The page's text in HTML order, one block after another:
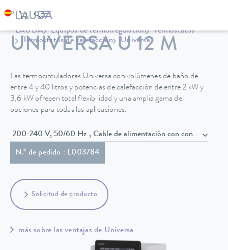
LAUDA Equipos de termorregulación
Termostatos
Termostatos de calefacción
Universa
UNIVERSA U 12 M
Las termocirculadoras Universa con volúmenes de baño de
entre 4 y 40 litros y potencias de calefacción de entre 2 kW y
3,6 kW ofrecen total flexibilidad y una amplia gama de
opciones para todas las aplicaciones.
200-240 V, 50/60 Hz , Cable de alimentación con
N.º de pedido : L003784
Solicitud de producto
más sobre las ventajas de Universa